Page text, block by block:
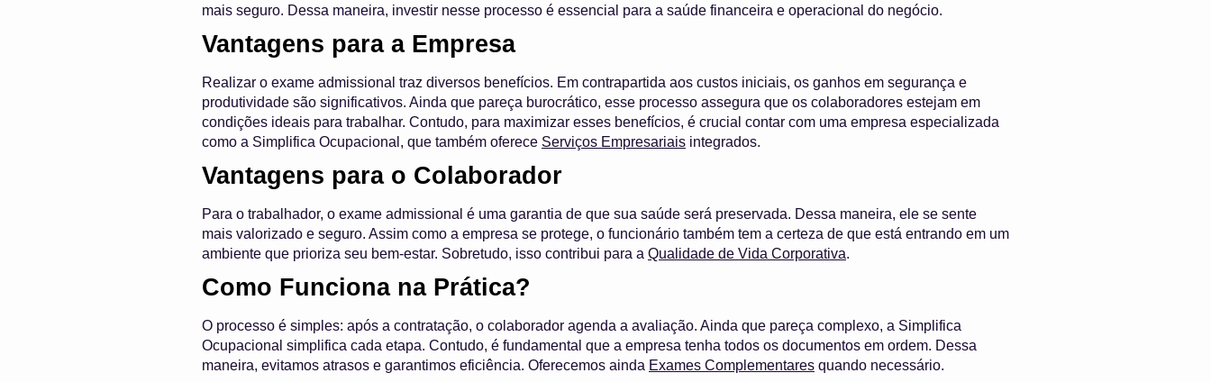
mais seguro. Dessa maneira, investir nesse processo é essencial para a saúde financeira e operacional do negócio.
Vantagens para a Empresa
Realizar o exame admissional traz diversos benefícios. Em contrapartida aos custos iniciais, os ganhos em segurança e
produtividade são significativos. Ainda que pareça burocrático, esse processo assegura que os colaboradores estejam em
condições ideais para trabalhar. Contudo, para maximizar esses benefícios, é crucial contar com uma empresa especializada
como a Simplifica Ocupacional, que também oferece Serviços Empresariais integrados.
Vantagens para o Colaborador
Para o trabalhador, o exame admissional é uma garantia de que sua saúde será preservada. Dessa maneira, ele se sente
mais valorizado e seguro. Assim como a empresa se protege, o funcionário também tem a certeza de que está entrando em um
ambiente que prioriza seu bem-estar. Sobretudo, isso contribui para a Qualidade de Vida Corporativa.
Como Funciona na Prática?
O processo é simples: após a contratação, o colaborador agenda a avaliação. Ainda que pareça complexo, a Simplifica
Ocupacional simplifica cada etapa. Contudo, é fundamental que a empresa tenha todos os documentos em ordem. Dessa
maneira, evitamos atrasos e garantimos eficiência. Oferecemos ainda Exames Complementares quando necessário.